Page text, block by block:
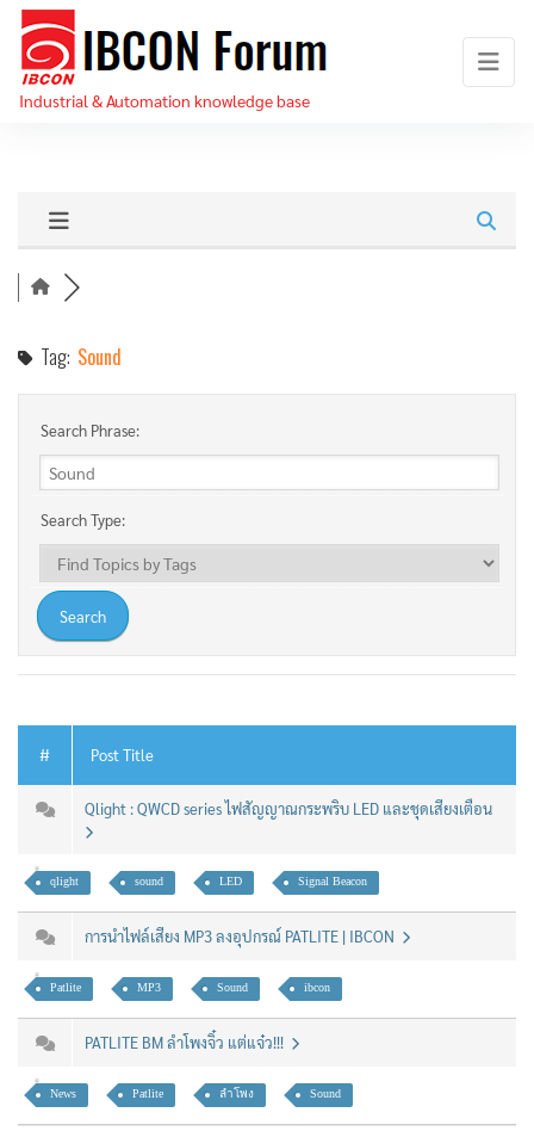
Skip
the
content
Industrial & Automation knowledge base
Tag: Sound
Search Phrase:
Search Type:
# Post Title
Qlight : QWCD series ไฟสัญญาณกระพริบ LED และชุดเสียงเตือน
qlight sound LED Signal Beacon
การนำไฟล์เสียง MP3 ลงอุปกรณ์ PATLITE | IBCON
Patlite MP3 Sound ibcon
PATLITE BM ลำโพงจิ๋ว แต่แจ๋ว!!!
News Patlite ลำโพง Sound